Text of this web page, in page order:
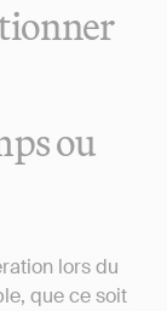
ou
lors du
que ce soit